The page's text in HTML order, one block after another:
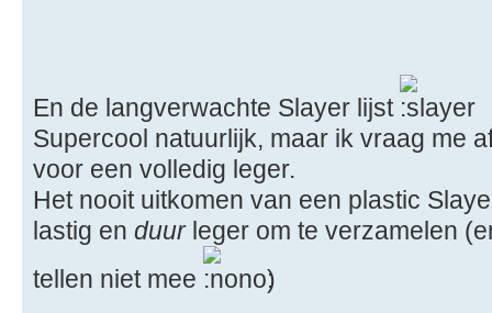
En de langverwachte Slayer lijst
Supercool natuurlijk, maar ik vraag me
voor een volledig leger.
Het nooit uitkomen van een plastic
lastig en duurleger om te verzamelen
tellen niet mee
)